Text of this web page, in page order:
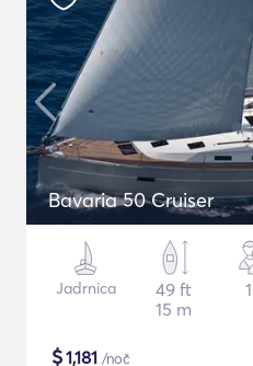
Bavaria 50 Cruiser
Jadrnica
49 ft
15 m
$1,181 /noč